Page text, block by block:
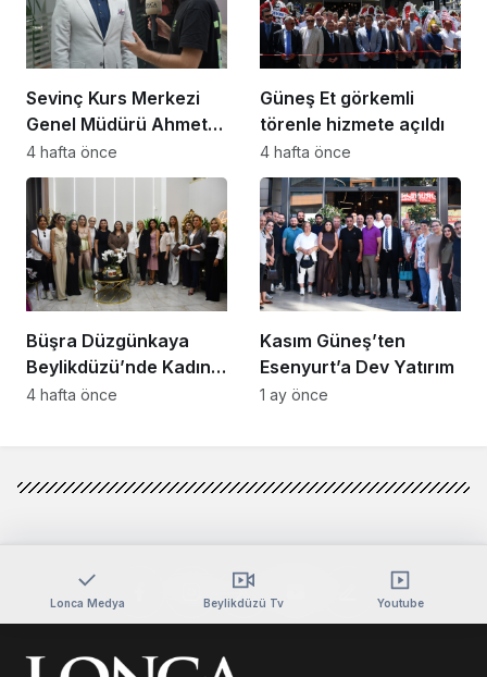
Sevinç Kurs Merkezi
Genel Müdürü Ahmet
Zeyrekmişoğlu
Başarının Sırrını Anlattı
4 hafta önce
Güneş Et görkemli
törenle hizmete açıldı
4 hafta önce
Büşra Düzgünkaya
Beylikdüzü’nde Kadın
Girişimcilerle Buluştu
4 hafta önce
Kasım Güneş’ten
Esenyurt’a Dev Yatırım
1 ay önce
Lonca Medya Beylikdüzü Tv Youtube